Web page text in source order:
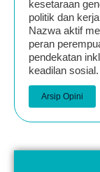
kesetaraan
politik dan
Nazwa aktif
peran
pendekatan
keadilan sosial.
Arsip Opini